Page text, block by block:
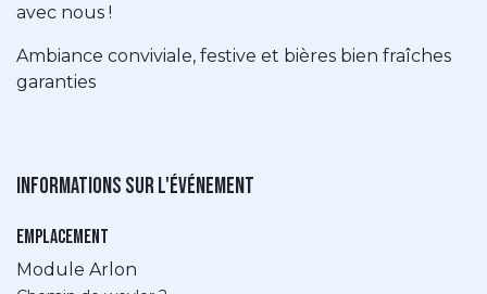
avec nous !
Ambiance conviviale, festive et bières bien fraîches
garanties
Informations sur l'événement
Emplacement
Module Arlon